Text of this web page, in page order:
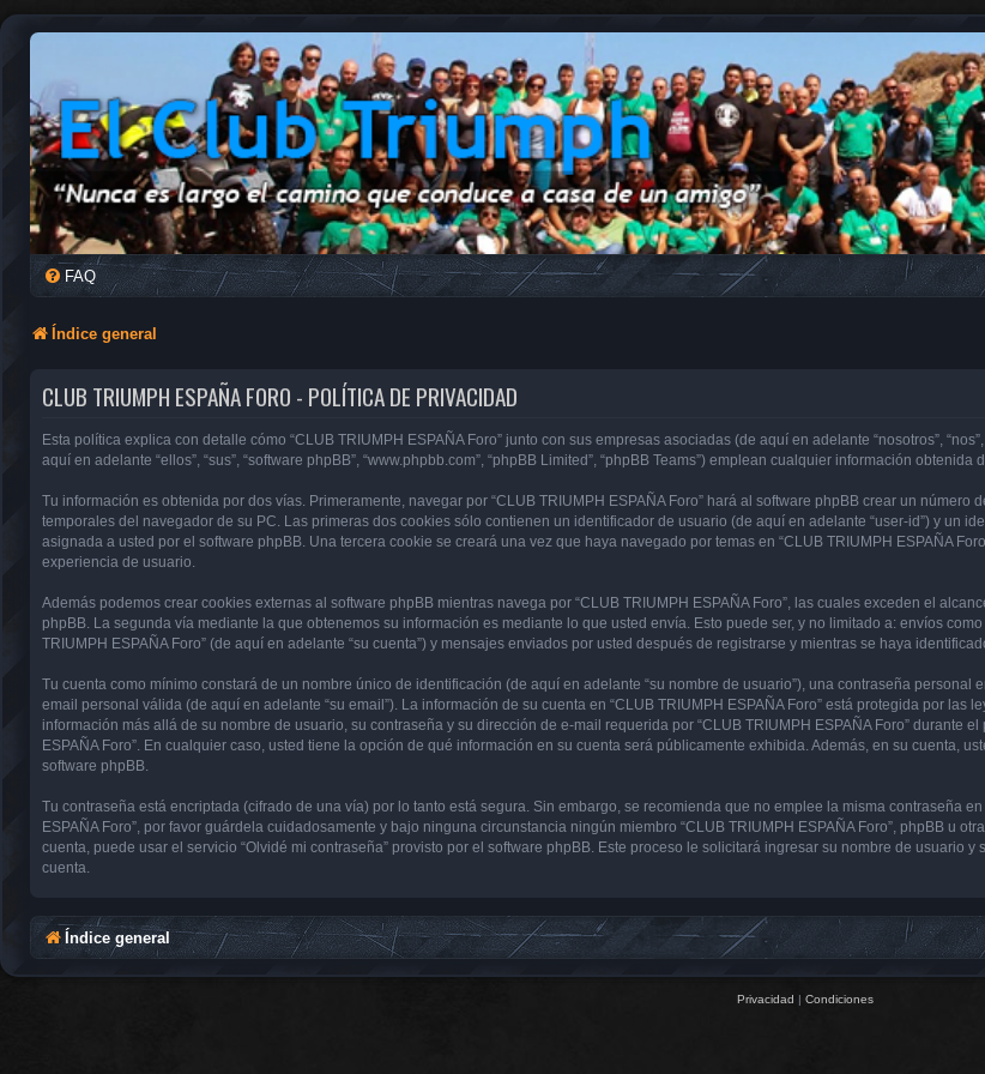
FAQ
Índice general
CLUB TRIUMPH ESPAÑA FORO - POLÍTICA DE PRIVACIDAD
Esta política explica con detalle cómo “CLUB TRIUMPH ESPAÑA Foro” junto con sus empresas asociadas (de aquí en adelante “nosotros”,
aquí en adelante “ellos”, “sus”, “software phpBB”, “www.phpbb.com”, “phpBB Limited”, “phpBB Teams”) emplean cualquier información
Tu información es obtenida por dos vías. Primeramente, navegar por “CLUB TRIUMPH ESPAÑA Foro” hará al software phpBB crear un
temporales del navegador de su PC. Las primeras dos cookies sólo contienen un identificador de usuario (de aquí en adelante “user-id”) y un
asignada a usted por el software phpBB. Una tercera cookie se creará una vez que haya navegado por temas en “CLUB TRIUMPH ESPAÑA
experiencia de usuario.
Además podemos crear cookies externas al software phpBB mientras navega por “CLUB TRIUMPH ESPAÑA Foro”, las cuales exceden el
phpBB. La segunda vía mediante la que obtenemos su información es mediante lo que usted envía. Esto puede ser, y no limitado a: envíos
TRIUMPH ESPAÑA Foro” (de aquí en adelante “su cuenta”) y mensajes enviados por usted después de registrarse y mientras se haya
Tu cuenta como mínimo constará de un nombre único de identificación (de aquí en adelante “su nombre de usuario”), una contraseña
email personal válida (de aquí en adelante “su email”). La información de su cuenta en “CLUB TRIUMPH ESPAÑA Foro” está protegida por
información más allá de su nombre de usuario, su contraseña y su dirección de e-mail requerida por “CLUB TRIUMPH ESPAÑA Foro” durante
ESPAÑA Foro”. En cualquier caso, usted tiene la opción de qué información en su cuenta será públicamente exhibida. Además, en su cuenta,
software phpBB.
Tu contraseña está encriptada (cifrado de una vía) por lo tanto está segura. Sin embargo, se recomienda que no emplee la misma contraseña
ESPAÑA Foro”, por favor guárdela cuidadosamente y bajo ninguna circunstancia ningún miembro “CLUB TRIUMPH ESPAÑA Foro”, phpBB u
cuenta, puede usar el servicio “Olvidé mi contraseña” provisto por el software phpBB. Este proceso le solicitará ingresar su nombre de usuario
cuenta.
Índice general
Privacidad | Condiciones